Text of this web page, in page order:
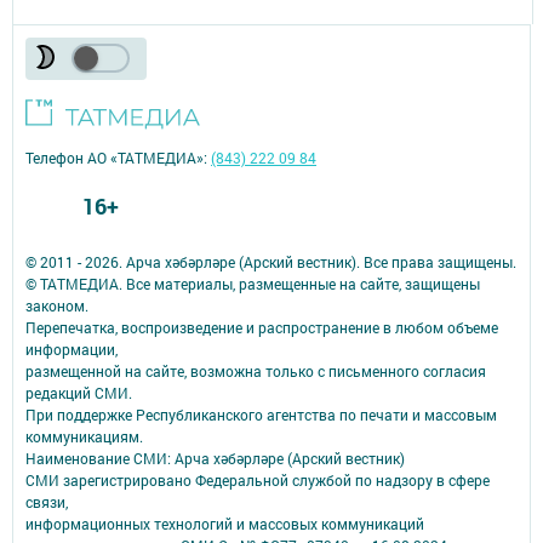
© 2011 - 2026. Арча хәбәрләре (Арский вестник). Все права защищены.
© ТАТМЕДИА. Все материалы, размещенные на сайте, защищены
законом.
Перепечатка, воспроизведение и распространение в любом объеме
информации,
размещенной на сайте, возможна только с письменного согласия
редакций СМИ.
При поддержке Республиканского агентства по печати и массовым
коммуникациям.
Наименование СМИ: Арча хәбәрләре (Арский вестник)
СМИ зарегистрировано Федеральной службой по надзору в сфере
связи,
информационных технологий и массовых коммуникаций
Телефон АО «ТАТМЕДИА»:(843) 222 09 84
16+